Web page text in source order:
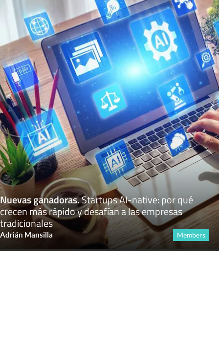
Nuevas ganadoras.Startups AI-native: por qué
crecen más rápido y desafían a las empresas
tradicionales
Adrián Mansilla Members